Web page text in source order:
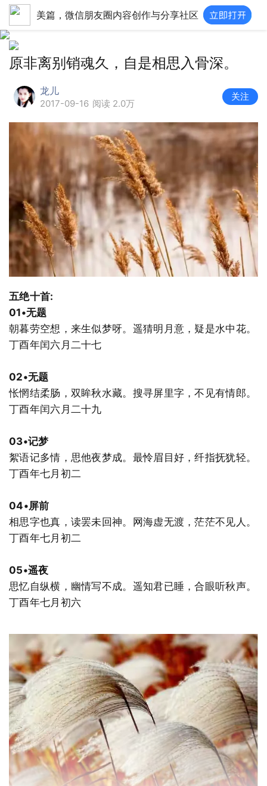
美篇，微信朋友圈内容创作与分享社区
原非离别销魂久，自是相思入骨深。
龙儿
2017-09-16 阅读 2.0万
关注
五绝十首:
01•无题
朝暮劳空想，来生似梦呀。遥猜明月意，疑是水中花。
丁酉年闰六月二十七
02•无题
怅惘结柔肠，双眸秋水藏。搜寻屏里字，不见有情郎。
丁酉年闰六月二十九
03•记梦
絮语记多情，思他夜梦成。最怜眉目好，纤指抚犹轻。
丁酉年七月初二
04•屏前
相思字也真，读罢未回神。网海虚无渡，茫茫不见人。
丁酉年七月初二
05•遥夜
思忆自纵横，幽情写不成。遥知君已睡，合眼听秋声。
丁酉年七月初六